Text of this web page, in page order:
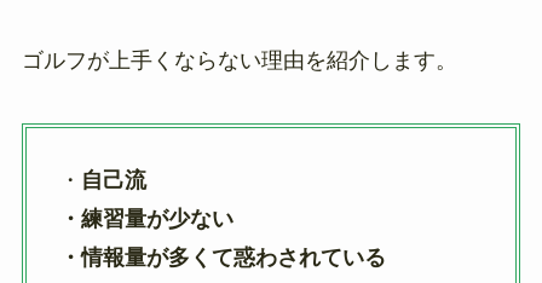
ゴルフが上手くならない理由を紹介します。
・ 自己流
・練習量が少ない
・情報量が多くて惑わされている